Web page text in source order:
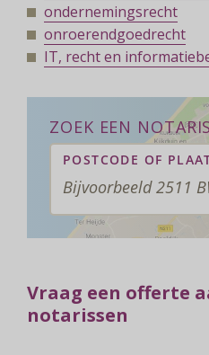
ondernemingsrecht
onroerendgoedrecht
IT, recht en
ZOEK EEN
POSTCODE OF
Vraag een offerte
notarissen